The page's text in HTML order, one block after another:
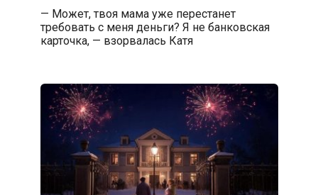
— Может, твоя мама уже перестанет
требовать с меня деньги? Я не банковская
карточка, — взорвалась Катя